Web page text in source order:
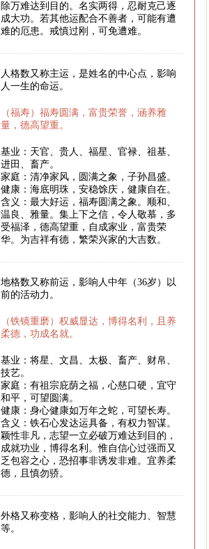
除万难达到目的。名实两得，忍耐克己逐
成大功。若其他运配合不善者，可能有遭
难的厄患。戒慎过刚，可免遭难。
人格数又称主运，是姓名的中心点，影响
人一生的命运。
（福寿）福寿圆满，富贵荣誉，涵养雅
量，德高望重。
基业：天官、贵人、福星、官禄、祖基、
进田、畜产。
家庭：清净家风，圆满之象，子孙昌盛。
健康：海底明珠，安稳馀庆，健康自在。
含义：最大好运，福寿圆满之象。顺和、
温良、雅量。集上下之信，令人敬慕，多
受福泽，德高望重，自成家业，富贵荣
华。为吉祥有德，繁荣兴家的大吉数。
地格数又称前运，影响人中年（36岁）以
前的活动力。
（铁镜重磨）权威显达，博得名利，且养
柔德，功成名就。
基业：将星、文昌、太极、畜产、财帛、
技艺。
家庭：有祖宗庇荫之福，心慈口硬，宜守
和平，可望圆满。
健康：身心健康如万年之蛇，可望长寿。
含义：铁石心发达运具备，有权力智谋。
颖性非凡，志望一立必破万难达到目的，
成就功业，博得名利。惟自信心过强而又
乏包容之心，恐招事非诱发非难。宜养柔
德，且慎勿骄。
外格又称变格，影响人的社交能力、智慧
等。